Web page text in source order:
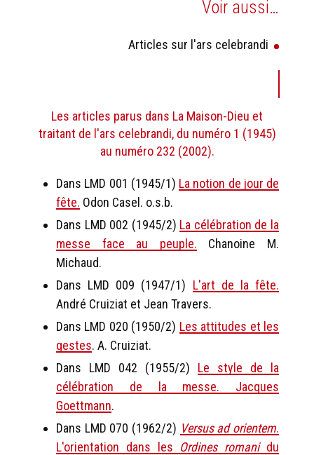
Voir aussi…
Articles sur l'ars celebrandi
Les articles parus dans La Maison-Dieu et
traitant de l'ars celebrandi, du numéro 1 (1945)
au numéro 232 (2002).
Dans LMD 001 (1945/1) La notion de jour de
fête. Odon Casel. o.s.b.
Dans LMD 002 (1945/2) La célébration de la
messe face au peuple. Chanoine M.
Michaud.
Dans LMD 009 (1947/1) L'art de la fête.
André Cruiziat et Jean Travers.
Dans LMD 020 (1950/2) Les attitudes et les
gestes. A. Cruiziat.
Dans LMD 042 (1955/2) Le style de la
célébration de la messe. Jacques
Goettmann.
Dans LMD 070 (1962/2) Versus ad orientem.
L'orientation dans les Ordines romani du